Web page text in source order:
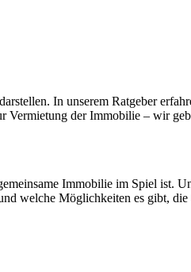
In unserem Ratgeber
Vermietung der Immobilie – wir
Immobilie im Spiel ist.
welche Möglichkeiten es gibt,